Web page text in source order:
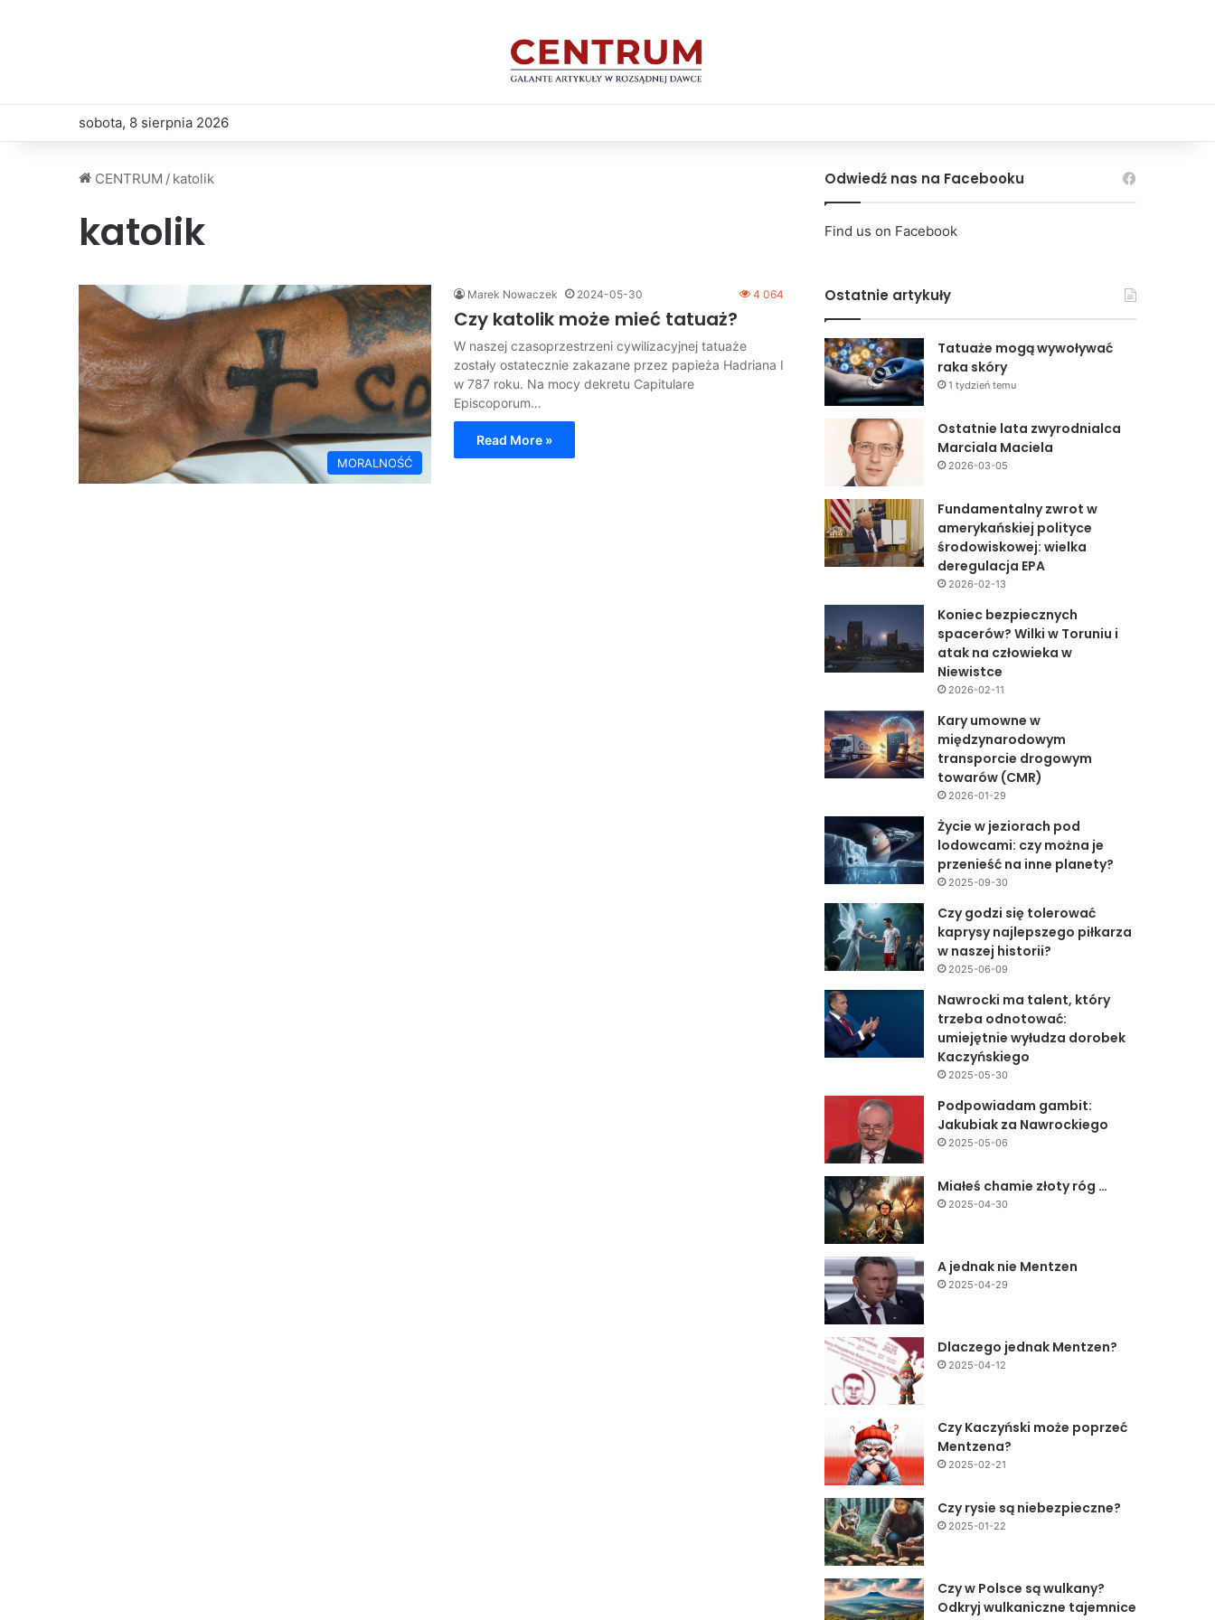
sobota, 8 sierpnia 2026
CENTRUM / katolik
katolik
MORALNOŚĆ
Marek Nowaczek 2024-05-30 4 064
Czy katolik może mieć tatuaż?
W naszej czasoprzestrzeni cywilizacyjnej tatuaże
zostały ostatecznie zakazane przez papieża Hadriana I
w 787 roku. Na mocy dekretu Capitulare
Episcoporum…
Read More »
Odwiedź nas na Facebooku
Find us on Facebook
Ostatnie artykuły
Tatuaże mogą wywoływać
raka skóry
1 tydzień temu
Ostatnie lata zwyrodnialca
Marciala Maciela
2026-03-05
Fundamentalny zwrot w
amerykańskiej polityce
środowiskowej: wielka
deregulacja EPA
2026-02-13
Koniec bezpiecznych
spacerów? Wilki w Toruniu i
atak na człowieka w
Niewistce
2026-02-11
Kary umowne w
międzynarodowym
transporcie drogowym
towarów (CMR)
2026-01-29
Życie w jeziorach pod
lodowcami: czy można je
przenieść na inne planety?
2025-09-30
Czy godzi się tolerować
kaprysy najlepszego piłkarza
w naszej historii?
2025-06-09
Nawrocki ma talent, który
trzeba odnotować:
umiejętnie wyłudza dorobek
Kaczyńskiego
2025-05-30
Podpowiadam gambit:
Jakubiak za Nawrockiego
2025-05-06
Miałeś chamie złoty róg …
2025-04-30
A jednak nie Mentzen
2025-04-29
Dlaczego jednak Mentzen?
2025-04-12
Czy Kaczyński może poprzeć
Mentzena?
2025-02-21
Czy rysie są niebezpieczne?
2025-01-22
Czy w Polsce są wulkany?
Odkryj wulkaniczne tajemnice